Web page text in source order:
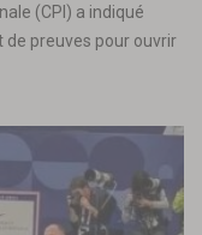
(CPI) a indiqué
preuves pour ouvrir